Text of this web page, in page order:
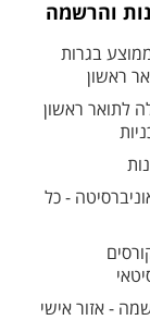
והרשמה
בגרות
ראשון
לתואר ראשון
- כל
- אזור אישי